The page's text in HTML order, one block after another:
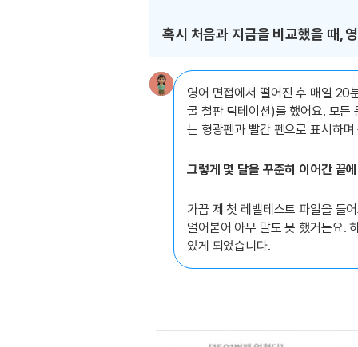
혹시 처음과 지금을 비교했을 때,
영어 면접에서 떨어진 후 매일 20
굴 철판 딕테이션)를 했어요. 모든
는 형광펜과 빨간 펜으로 표시하
그렇게 몇 달을 꾸준히 이어간 끝
가끔 제 첫 레벨테스트 파일을 들
얼어붙어 아무 말도 못 했거든요.
있게 되었습니다.